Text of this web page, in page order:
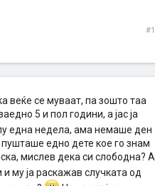
#1
веќе се муваат, па зошто таа
5 и пол години, а јас ја
една недела, ама немаше ден
едно дете кое го знам
мислев дека си слободна? А
му ја раскажав случката од